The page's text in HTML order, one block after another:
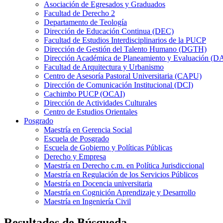
Asociación de Egresados y Graduados
Facultad de Derecho 2
Departamento de Teología
Dirección de Educación Continua (DEC)
Facultad de Estudios Interdisciplinarios de la PUCP
Dirección de Gestión del Talento Humano (DGTH)
Dirección Académica de Planeamiento y Evaluación
Facultad de Arquitectura y Urbanismo
Centro de Asesoría Pastoral Universitaria (CAPU)
Dirección de Comunicación Institucional (DCI)
Cachimbo PUCP (OCAI)
Dirección de Actividades Culturales
Centro de Estudios Orientales
Posgrado
Maestría en Gerencia Social
Escuela de Posgrado
Escuela de Gobierno y Políticas Públicas
Derecho y Empresa
Maestría en Derecho c.m. en Política Jurisdiccional
Maestría en Regulación de los Servicios Públicos
Maestría en Docencia universitaria
Maestría en Cognición Aprendizaje y Desarrollo
Maestría en Ingeniería Civil